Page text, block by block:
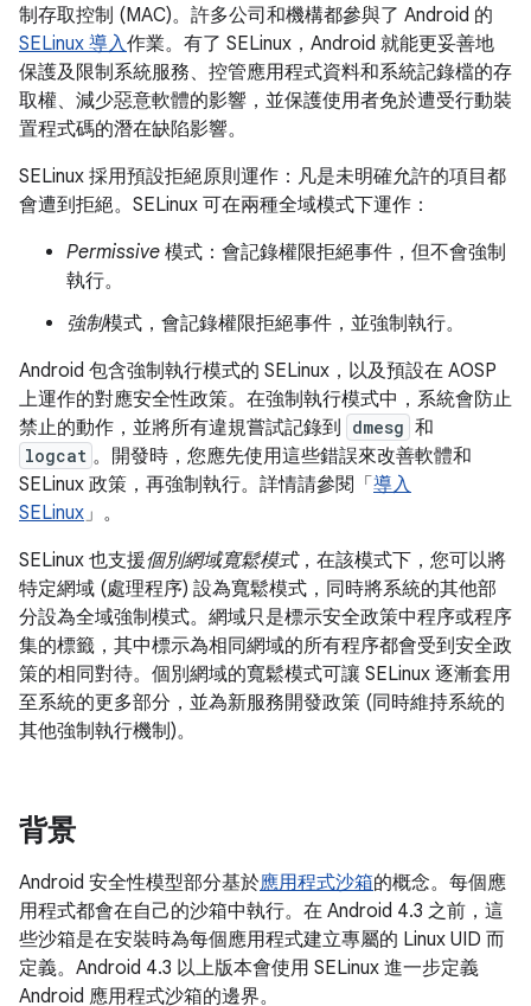
制存取控制 (MAC)。許多公司和機構都參與了 Android 的
SELinux 導入作業。有了 SELinux，Android 就能更妥善地
保護及限制系統服務、控管應用程式資料和系統記錄檔的存
取權、減少惡意軟體的影響，並保護使用者免於遭受行動裝
置程式碼的潛在缺陷影響。
SELinux 採用預設拒絕原則運作：凡是未明確允許的項目都
會遭到拒絕。SELinux 可在兩種全域模式下運作：
Permissive 模式：會記錄權限拒絕事件，但不會強制
執行。
強制模式，會記錄權限拒絕事件，並強制執行。
Android 包含強制執行模式的 SELinux，以及預設在 AOSP
上運作的對應安全性政策。在強制執行模式中，系統會防止
禁止的動作，並將所有違規嘗試記錄到
dmesg 和
logcat 。開發時，您應先使用這些錯誤來改善軟體和
SELinux 政策，再強制執行。詳情請參閱「 導入
SELinux」。
SELinux 也支援個別網域寬鬆模式，在該模式下，您可以將
特定網域 (處理程序) 設為寬鬆模式，同時將系統的其他部
分設為全域強制模式。網域只是標示安全政策中程序或程序
集的標籤，其中標示為相同網域的所有程序都會受到安全政
策的相同對待。個別網域的寬鬆模式可讓 SELinux 逐漸套用
至系統的更多部分，並為新服務開發政策 (同時維持系統的
其他強制執行機制)。
背景
Android 安全性模型部分基於應用程式沙箱的概念。每個應
用程式都會在自己的沙箱中執行。在 Android 4.3 之前，這
些沙箱是在安裝時為每個應用程式建立專屬的 Linux UID 而
定義。Android 4.3 以上版本會使用 SELinux 進一步定義
Android 應用程式沙箱的邊界。